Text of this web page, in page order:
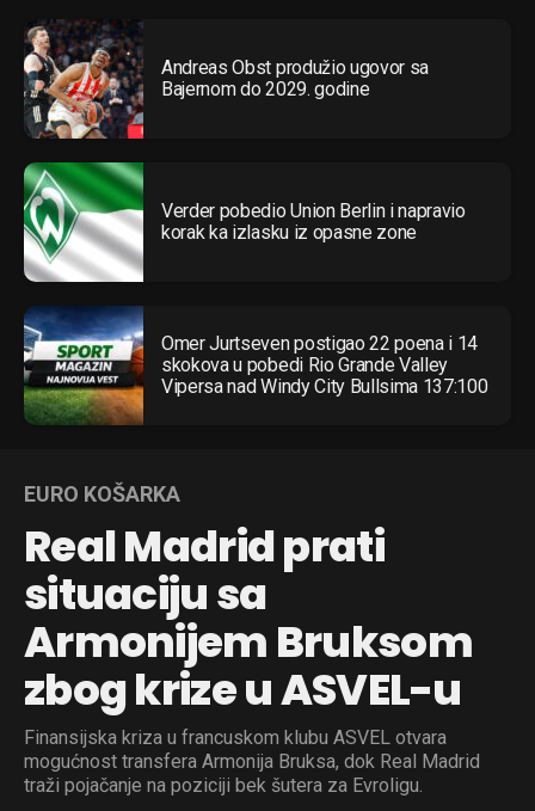
Andreas Obst produžio ugovor sa
Bajernom do 2029. godine
Verder pobedio Union Berlin i napravio
korak ka izlasku iz opasne zone
Omer Jurtseven postigao 22 poena i 14
skokova u pobedi Rio Grande Valley
Vipersa nad Windy City Bullsima 137:100
EURO KOŠARKA
Real Madrid prati
situaciju sa
Armonijem Bruksom
zbog krize u ASVEL-u
Finansijska kriza u francuskom klubu ASVEL otvara
mogućnost transfera Armonija Bruksa, dok Real Madrid
traži pojačanje na poziciji bek šutera za Evroligu.
Flipboard
Email